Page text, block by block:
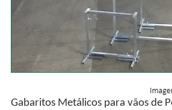
Gabaritos Metálicos para vãos de